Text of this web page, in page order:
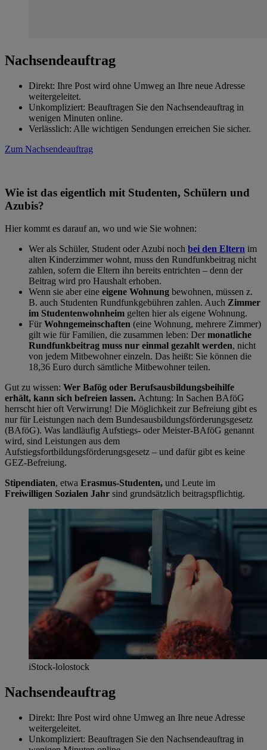
Nachsendeauftrag
Direkt: Ihre Post wird ohne Umweg an Ihre neue Adresse
weitergeleitet.
Unkompliziert: Beauftragen Sie den Nachsendeauftrag in
wenigen Minuten online.
Verlässlich: Alle wichtigen Sendungen erreichen Sie sicher.
Zum Nachsendeauftrag
Wie ist das eigentlich mit Studenten, Schülern und
Azubis?
Hier kommt es darauf an, wo und wie Sie wohnen:
Wer als Schüler, Student oder Azubi noch bei den Eltern im
alten Kinderzimmer wohnt, muss den Rundfunkbeitrag nicht
zahlen, sofern die Eltern ihn bereits entrichten – denn der
Beitrag wird pro Haushalt erhoben.
Wenn sie aber eine eigene Wohnung bewohnen, müssen z.
B. auch Studenten Rundfunkgebühren zahlen. Auch Zimmer
im Studentenwohnheim gelten hier als eigene Wohnung.
FürWohngemeinschaften (eine Wohnung, mehrere Zimmer)
gilt wie für Familien, die zusammen leben: Dermonatliche
Rundfunkbeitrag muss nur einmal gezahlt werden, nicht
von jedem Mitbewohner einzeln. Das heißt: Sie können die
18,36 Euro durch sämtliche Mitbewohner teilen.
Gut zu wissen: Wer Bafög oder Berufsausbildungsbeihilfe
erhält, kann sich befreien lassen. Achtung: In Sachen BAföG
herrscht hier oft Verwirrung! Die Möglichkeit zur Befreiung gibt es
nur für Leistungen nach dem Bundesausbildungsförderungsgesetz
(BAföG). Was landläufig Aufstiegs- oder Meister-BAföG genannt
wird, sind Leistungen aus dem
Aufstiegsfortbildungsförderungsgesetz – und dafür gibt es keine
GEZ-Befreiung.
Stipendiaten, etwa Erasmus-Studenten, und Leute im
Freiwilligen Sozialen Jahr sind grundsätzlich beitragspflichtig.
iStock-lolostock
Nachsendeauftrag
Direkt: Ihre Post wird ohne Umweg an Ihre neue Adresse
weitergeleitet.
Unkompliziert: Beauftragen Sie den Nachsendeauftrag in